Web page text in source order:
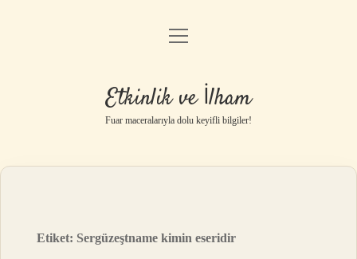
Anasayfa
Gizlilik Politikası
Yasal Uyarı
menüyü
Etkinlik ve İlham
Fuar maceralarıyla dolu keyifli bilgiler!
Etiket: Sergüzeştname kimin eseridir